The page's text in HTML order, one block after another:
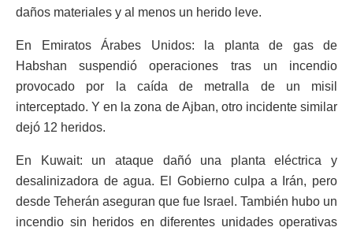
daños materiales y al menos un herido leve.
En Emiratos Árabes Unidos: la planta de gas de
Habshan suspendió operaciones tras un incendio
provocado por la caída de metralla de un misil
interceptado. Y en la zona de Ajban, otro incidente similar
dejó 12 heridos.
En Kuwait: un ataque dañó una planta eléctrica y
desalinizadora de agua. El Gobierno culpa a Irán, pero
desde Teherán aseguran que fue Israel. También hubo un
incendio sin heridos en diferentes unidades operativas